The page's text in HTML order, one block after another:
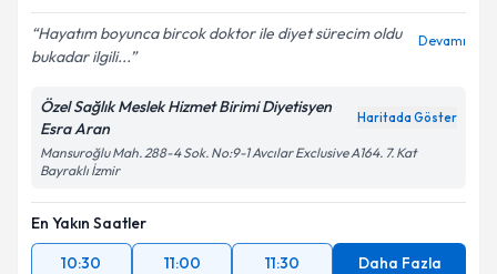
Hayatım boyunca bircok doktor ile diyet sürecim oldu
bukadar ilgili...
Devamı
Özel Sağlık Meslek Hizmet Birimi Diyetisyen
Esra Aran
Haritada Göster
Mansuroğlu Mah. 288-4 Sok. No:9-1 Avcılar Exclusive A164. 7. Kat
Bayraklı İzmir
En Yakın Saatler
10:30
11:00 11:30 Daha Fazla